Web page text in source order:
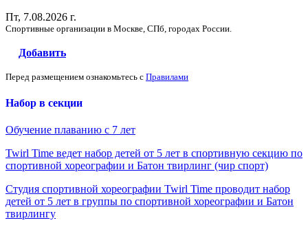
Пт, 7.08.2026 г.
Спортивные организации в Москве, СПб, городах России.
Добавить
Перед размещением ознакомьтесь с Правилами
Набор в секции
Обучение плаванию с 7 лет
Twirl Time ведет набор детей от 5 лет в спортивную секцию по
спортивной хореографии и Батон твирлинг (чир спорт)
Студия спортивной хореографии Twirl Time проводит набор
детей от 5 лет в группы по спортивной хореографии и Батон
твирлингу